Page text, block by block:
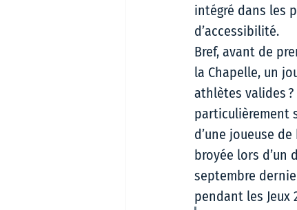
intégré dans les
d’accessibilité.
Bref, avant de
la Chapelle, un
athlètes valides
particulièrement
d’une joueuse
broyée lors d’un
septembre
pendant les Jeux